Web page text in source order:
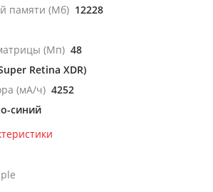
памяти (Мб) 12228
(Мп) 48
Retina XDR)
(мА/ч) 4252
синий